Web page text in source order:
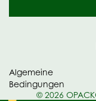
© 2026
Algemeine
Bedingungen